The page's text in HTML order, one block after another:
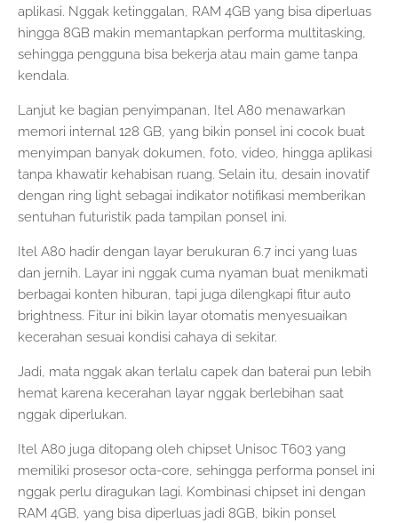
aplikasi. Nggak ketinggalan, RAM 4GB yang bisa diperluas
hingga 8GB makin memantapkan performa multitasking,
sehingga pengguna bisa bekerja atau main game tanpa
kendala.
Lanjut ke bagian penyimpanan, Itel A80 menawarkan
memori internal 128 GB, yang bikin ponsel ini cocok buat
menyimpan banyak dokumen, foto, video, hingga aplikasi
tanpa khawatir kehabisan ruang. Selain itu, desain inovatif
dengan ring light sebagai indikator notifikasi memberikan
sentuhan futuristik pada tampilan ponsel ini.
Itel A80 hadir dengan layar berukuran 6.7 inci yang luas
dan jernih. Layar ini nggak cuma nyaman buat menikmati
berbagai konten hiburan, tapi juga dilengkapi fitur auto
brightness. Fitur ini bikin layar otomatis menyesuaikan
kecerahan sesuai kondisi cahaya di sekitar.
Jadi, mata nggak akan terlalu capek dan baterai pun lebih
hemat karena kecerahan layar nggak berlebihan saat
nggak diperlukan.
Itel A80 juga ditopang oleh chipset Unisoc T603 yang
memiliki prosesor octa-core, sehingga performa ponsel ini
nggak perlu diragukan lagi. Kombinasi chipset ini dengan
RAM 4GB, yang bisa diperluas jadi 8GB, bikin ponsel